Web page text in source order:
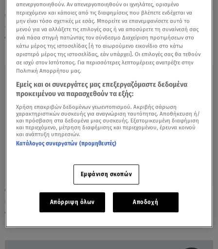
17.06.22, 18:15
Charlize Theron: Δείτε τη μεγάλη αλλαγή
που τόλμησε στα μαλλιά της
Charlize Theron και Tom Hardy… λατρεύουν
να μισιούνται!
απενεργοποιηθούν. Αν απενεργοποιηθούν οι ιχνηλάτες, ορισμένο
περιεχόμενο και κάποιες από τις διαφημίσεις που βλέπετε ενδέχεται να
μην είναι τόσο σχετικές με εσάς. Μπορείτε να επανεμφανίσετε αυτό το
μενού για να αλλάξετε τις επιλογές σας ή να αποσύρετε τη συναίνεσή σας
ανά πάσα στιγμή πατώντας τον σύνδεσμο Διαχείριση προτιμήσεων στο
κάτω μέρος της ιστοσελίδας [ή το αιωρούμενο εικονίδιο στο κάτω
αριστερό μέρος της ιστοσελίδας, εάν υπάρχει]. Οι επιλογές σας θα τεθούν
σε ισχύ στον Ιστότοπος. Για περισσότερες λεπτομέρειες ανατρέξτε στην
Πολιτική Απορρήτου μας.
Εμείς και οι συνεργάτες μας επεξεργαζόμαστε δεδομένα
προκειμένου να παρασχεθούν τα εξής:
Χρήση επακριβών δεδομένων γεωεντοπισμού. Ακριβής σάρωση
χαρακτηριστικών συσκευής για αναγνώριση ταυτότητας. Αποθήκευση ή/
και πρόσβαση στα δεδομένα μιας συσκευής. Εξατομικευμένη διαφήμιση
και περιεχόμενο, μέτρηση διαφήμισης και περιεχομένου, έρευνα κοινού
και ανάπτυξη υπηρεσιών.
Κατάλογος συνεργατών (προμηθευτές)
Εμφάνιση σκοπών
Απόρριψη όλων Αποδοχή